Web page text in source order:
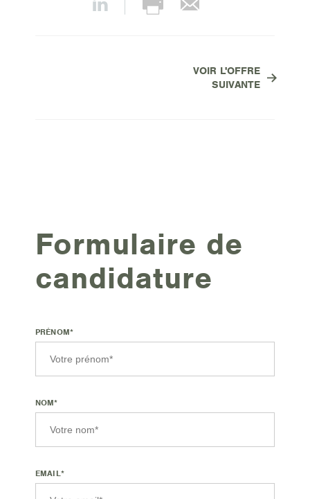
VOIR L'OFFRE
SUIVANTE
Formulaire de
candidature
PRÉNOM*
NOM*
EMAIL*